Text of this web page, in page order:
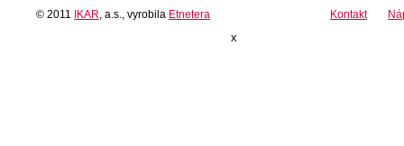
© 2011 IKAR , a.s., vyrobila Etnetera Kontakt
x